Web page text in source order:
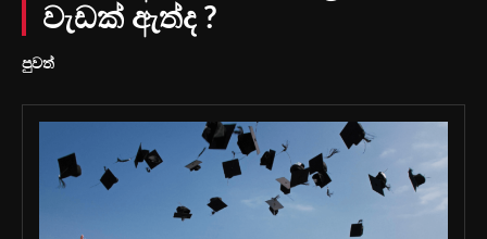
වැඩක් ඇත්ද ?
පුවත්